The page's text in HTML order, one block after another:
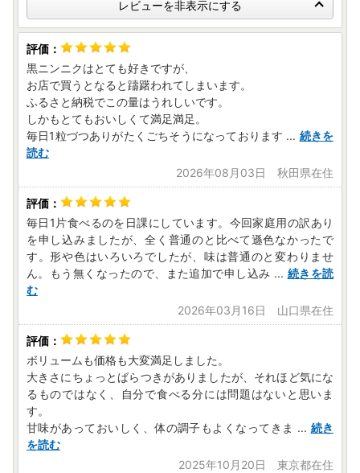
レビューを非表示にする
黒ニンニクはとても好きですが、
お店で買うとなると躊躇われてしまいます。
ふるさと納税でこの量はうれしいです。
しかもとてもおいしくて満足満足。
毎日1粒づつありがたくごちそうになっております ... 続きを
読む
2026年08月03日 秋田県在住
毎日1片食べるのを日課にしています。今回家庭用の訳あり
を申し込みましたが、全く普通のと比べて遜色なかったで
す。形や色はいろいろでしたが、味は普通のと変わりませ
ん。もう無くなったので、また追加で申し込み ... 続きを読
む
2026年03月16日 山口県在住
ボリュームも価格も大変満足しました。
大きさにちょっとばらつきがありましたが、それほど気にな
るものではなく、自分で食べる分には問題はないと思いま
す。
甘味があっておいしく、体の調子もよくなってきま ... 続き
を読む
2025年10月20日 東京都在住